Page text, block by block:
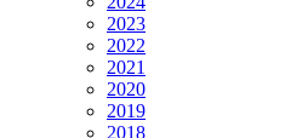
2023
2022
2021
2020
2019
2018